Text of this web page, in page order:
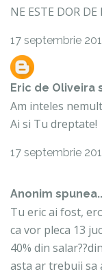
NE ESTE DOR
17 septembrie
Eric de Oliveira
Am inteles
Ai si Tu dreptate!
17 septembrie
Anonim
Tu eric ai fost,
ca vor pleca 13
40% din
asta ar trebuii sa